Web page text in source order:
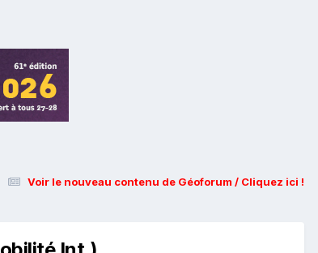
Voir le nouveau contenu de Géoforum / Cliquez ici !